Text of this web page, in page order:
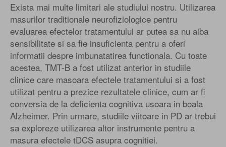
Exista mai multe limitari ale studiului nostru. Utilizarea
masurilor traditionale neurofiziologice pentru
evaluarea efectelor tratamentului ar putea sa nu aiba
sensibilitate si sa fie insuficienta pentru a oferi
informatii despre imbunatatirea functionala. Cu toate
acestea, TMT-B a fost utilizat anterior in studiile
clinice care masoara efectele tratamentului si a fost
utilizat pentru a prezice rezultatele clinice, cum ar fi
conversia de la deficienta cognitiva usoara in boala
Alzheimer. Prin urmare, studiile viitoare in PD ar trebui
sa exploreze utilizarea altor instrumente pentru a
masura efectele tDCS asupra cognitiei.